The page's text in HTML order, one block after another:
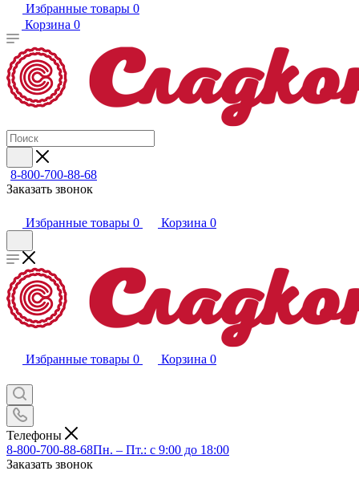
Избранные товары 0
Корзина 0
8-800-700-88-68
Заказать звонок
Избранные товары 0 Корзина 0
Избранные товары 0 Корзина 0
Телефоны
8-800-700-88-68Пн. – Пт.: с 9:00 до 18:00
Заказать звонок